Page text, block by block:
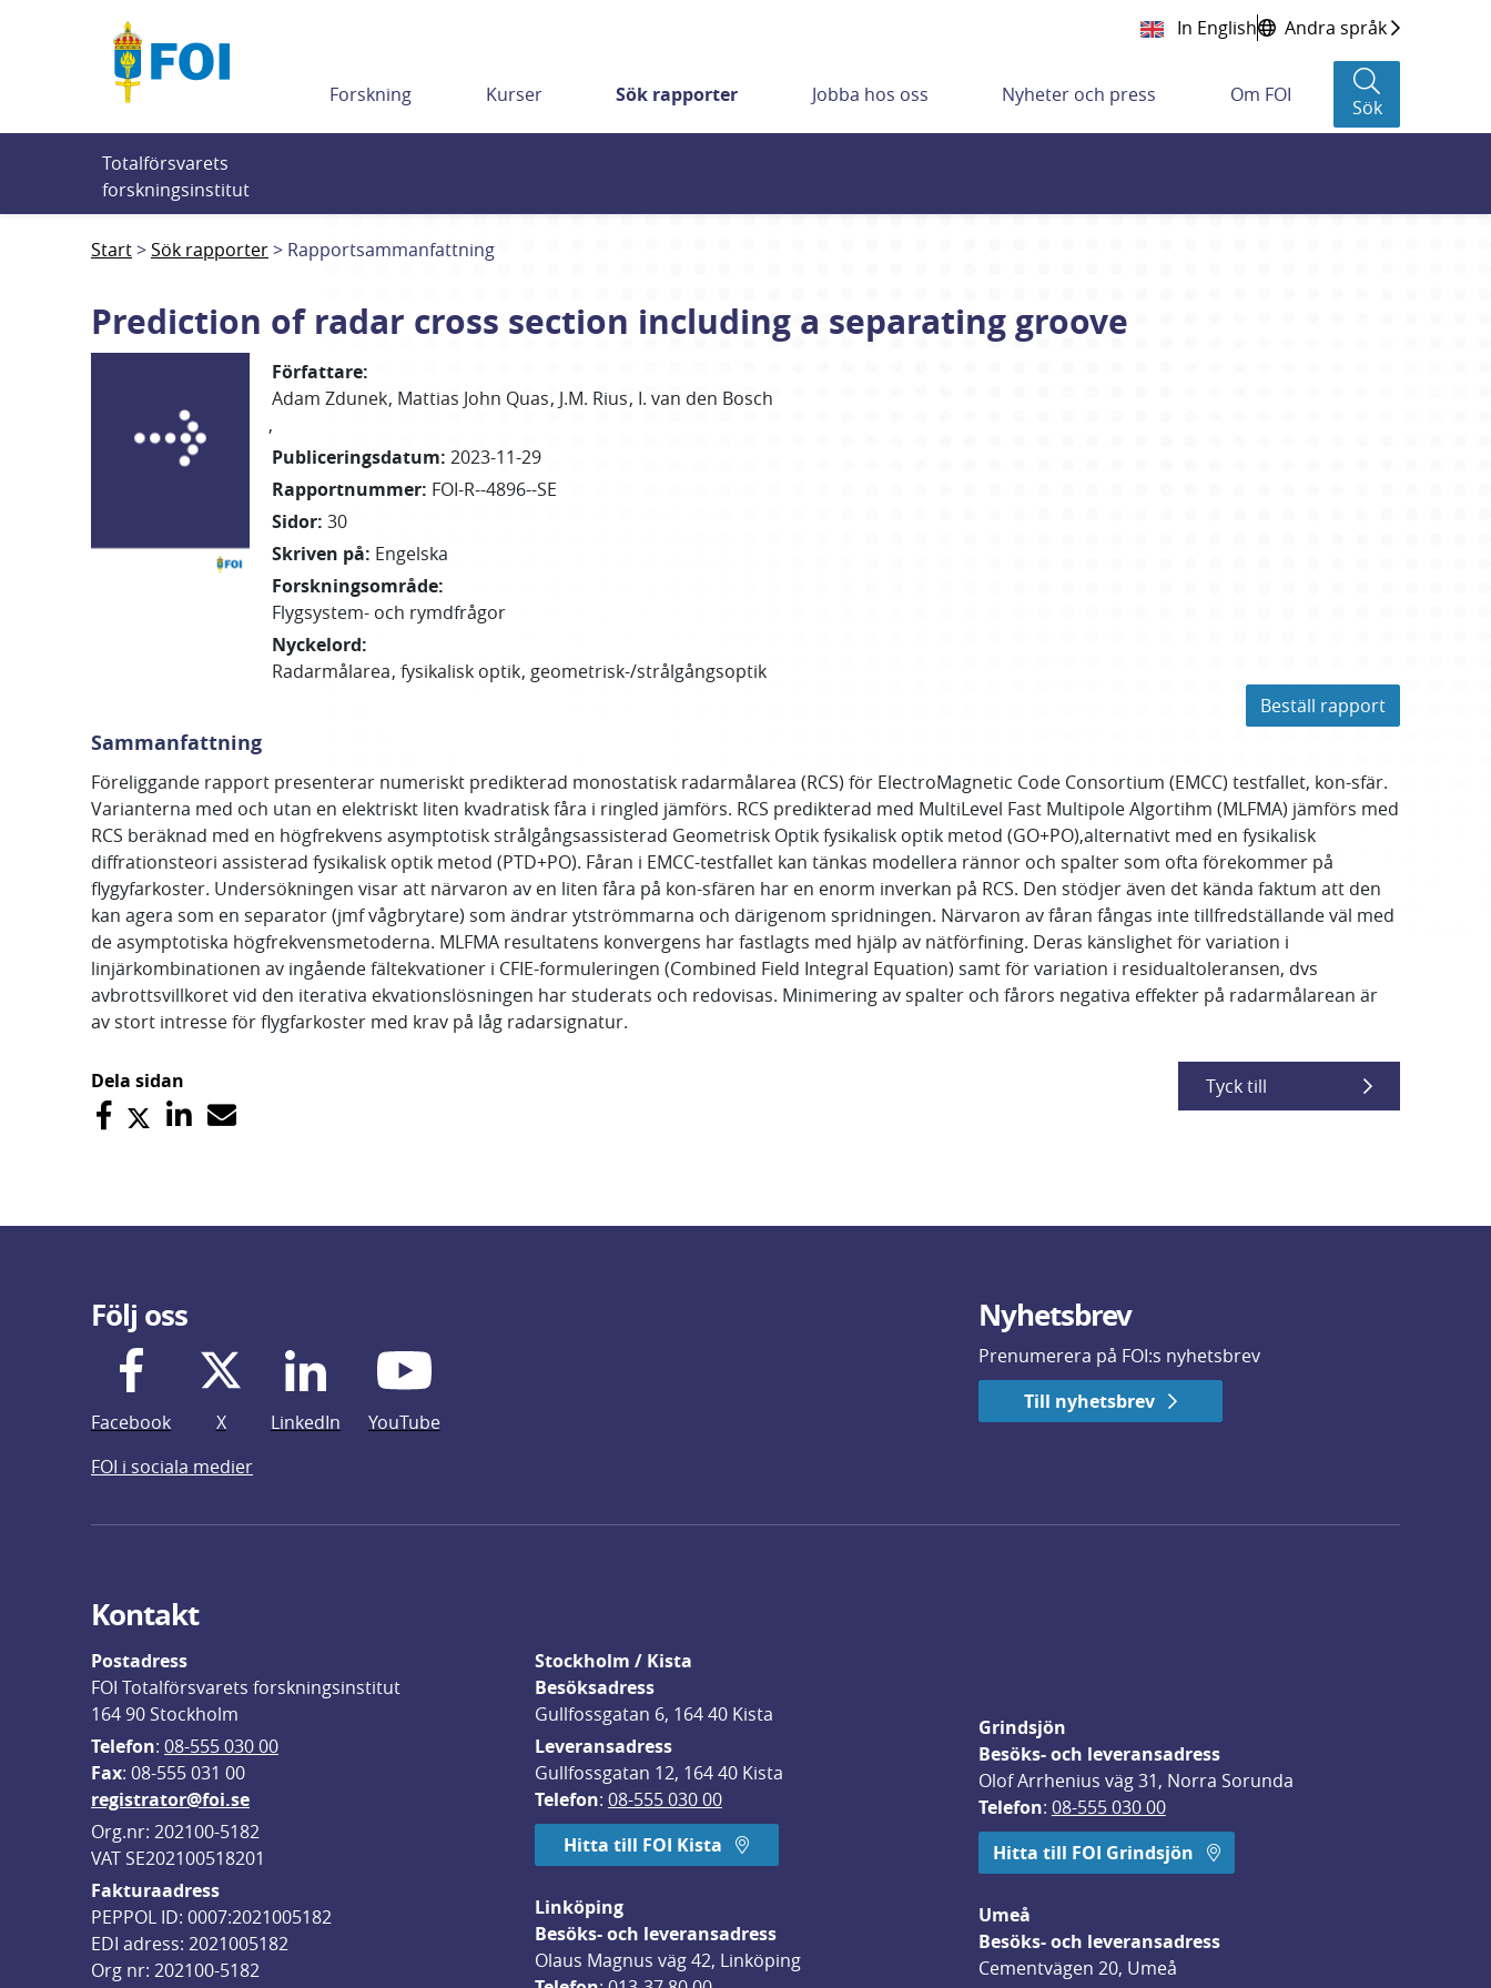
In English Andra språk
Forskning Kurser Sök rapporter Jobba hos oss Nyheter och press Om FOI
Sök
Totalförsvarets
forskningsinstitut
Start Sök rapporter Rapportsammanfattning
Prediction of radar cross section including a separating groove
Författare:
Adam Zdunek Mattias John Quas J.M. Rius I. van den Bosch
Publiceringsdatum: 2023-11-29
Rapportnummer: FOI-R--4896--SE
Sidor: 30
Skriven på: Engelska
Forskningsområde:
Flygsystem- och rymdfrågor
Nyckelord:
Radarmålarea fysikalisk optik geometrisk-/strålgångsoptik
Beställ rapport
Sammanfattning
Föreliggande rapport presenterar numeriskt predikterad monostatisk radarmålarea (RCS) för ElectroMagnetic Code Consortium (EMCC) testfallet, kon-sfär.
Varianterna med och utan en elektriskt liten kvadratisk fåra i ringled jämförs. RCS predikterad med MultiLevel Fast Multipole Algortihm (MLFMA) jämförs med
RCS beräknad med en högfrekvens asymptotisk strålgångsassisterad Geometrisk Optik fysikalisk optik metod (GO+PO),alternativt med en fysikalisk
diffrationsteori assisterad fysikalisk optik metod (PTD+PO). Fåran i EMCC-testfallet kan tänkas modellera rännor och spalter som ofta förekommer på
flygyfarkoster. Undersökningen visar att närvaron av en liten fåra på kon-sfären har en enorm inverkan på RCS. Den stödjer även det kända faktum att den
kan agera som en separator (jmf vågbrytare) som ändrar ytströmmarna och därigenom spridningen. Närvaron av fåran fångas inte tillfredställande väl med
de asymptotiska högfrekvensmetoderna. MLFMA resultatens konvergens har fastlagts med hjälp av nätförfining. Deras känslighet för variation i
linjärkombinationen av ingående fältekvationer i CFIE-formuleringen (Combined Field Integral Equation) samt för variation i residualtoleransen, dvs
avbrottsvillkoret vid den iterativa ekvationslösningen har studerats och redovisas. Minimering av spalter och fårors negativa effekter på radarmålarean är
av stort intresse för flygfarkoster med krav på låg radarsignatur.
Dela sidan Tyck till
Följ oss
Facebook X LinkedIn
YouTube
FOI i sociala medier
Nyhetsbrev
Prenumerera på FOI:s nyhetsbrev
Till nyhetsbrev
Kontakt
Postadress
FOI Totalförsvarets forskningsinstitut
164 90 Stockholm
Telefon: 08-555 030 00
Fax: 08-555 031 00
registrator@foi.se
Org.nr: 202100-5182
VAT SE202100518201
Fakturaadress
PEPPOL ID: 0007:2021005182
EDI adress: 2021005182
Org nr: 202100-5182
Stockholm / Kista
Besöksadress
Gullfossgatan 6, 164 40 Kista
Leveransadress
Gullfossgatan 12, 164 40 Kista
Telefon: 08-555 030 00
Hitta till FOI Kista
Linköping
Besöks- och leveransadress
Olaus Magnus väg 42, Linköping
Grindsjön
Besöks- och leveransadress
Olof Arrhenius väg 31, Norra Sorunda
Telefon: 08-555 030 00
Hitta till FOI Grindsjön
Umeå
Besöks- och leveransadress
Cementvägen 20, Umeå